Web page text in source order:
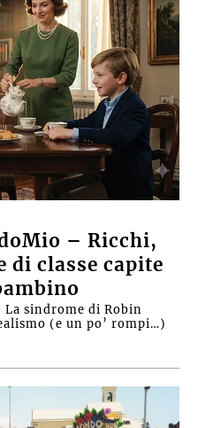
– Ricchi,
di classe capite
sindrome di Robin
(e un po’ rompi…)